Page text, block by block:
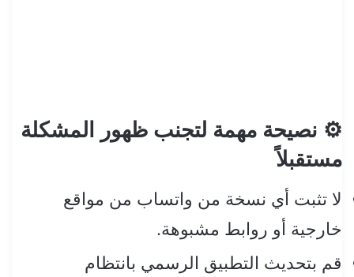
⚙️ نصيحة مهمة لتجنب ظهور المشكلة
مستقبلاً
لا تثبت أي نسخة من واتساب من مواقع
خارجية أو روابط مشبوهة.
قم بتحديث التطبيق الرسمي بانتظام